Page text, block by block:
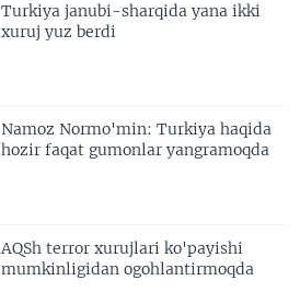
Turkiya janubi-sharqida yana ikki
xuruj yuz berdi
Namoz Normo'min: Turkiya haqida
hozir faqat gumonlar yangramoqda
AQSh terror xurujlari ko'payishi
mumkinligidan ogohlantirmoqda